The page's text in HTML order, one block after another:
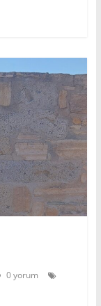
0 yorum